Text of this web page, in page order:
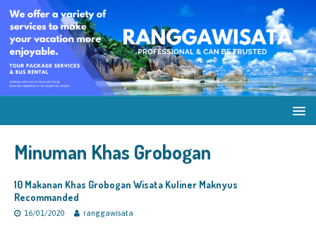
Minuman Khas Grobogan
10 Makanan Khas Grobogan Wisata Kuliner Maknyus
Recommanded
16/01/2020 ranggawisata